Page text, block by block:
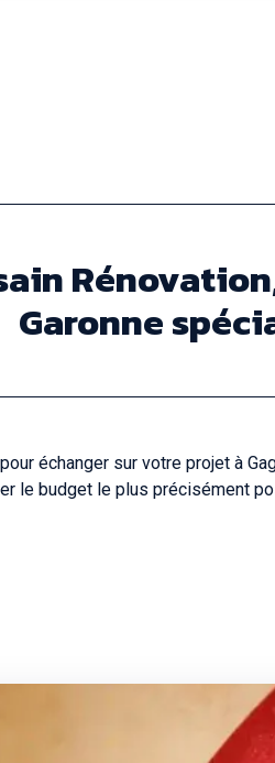
Garonne
échanger sur votre projet à
le budget le plus précisément